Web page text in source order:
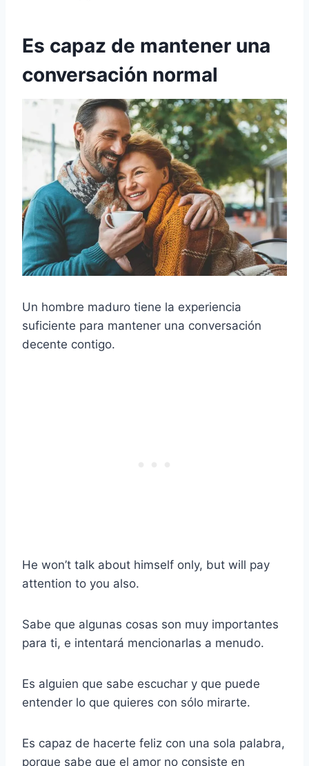
Es capaz de mantener una
conversación normal
Un hombre maduro tiene la experiencia
suficiente para mantener una conversación
decente contigo.
He won’t talk about himself only, but will pay
attention to you also.
Sabe que algunas cosas son muy importantes
para ti, e intentará mencionarlas a menudo.
Es alguien que sabe escuchar y que puede
entender lo que quieres con sólo mirarte.
Es capaz de hacerte feliz con una sola palabra,
porque sabe que el amor no consiste en